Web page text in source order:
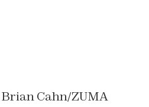
Cahn/ZUMA